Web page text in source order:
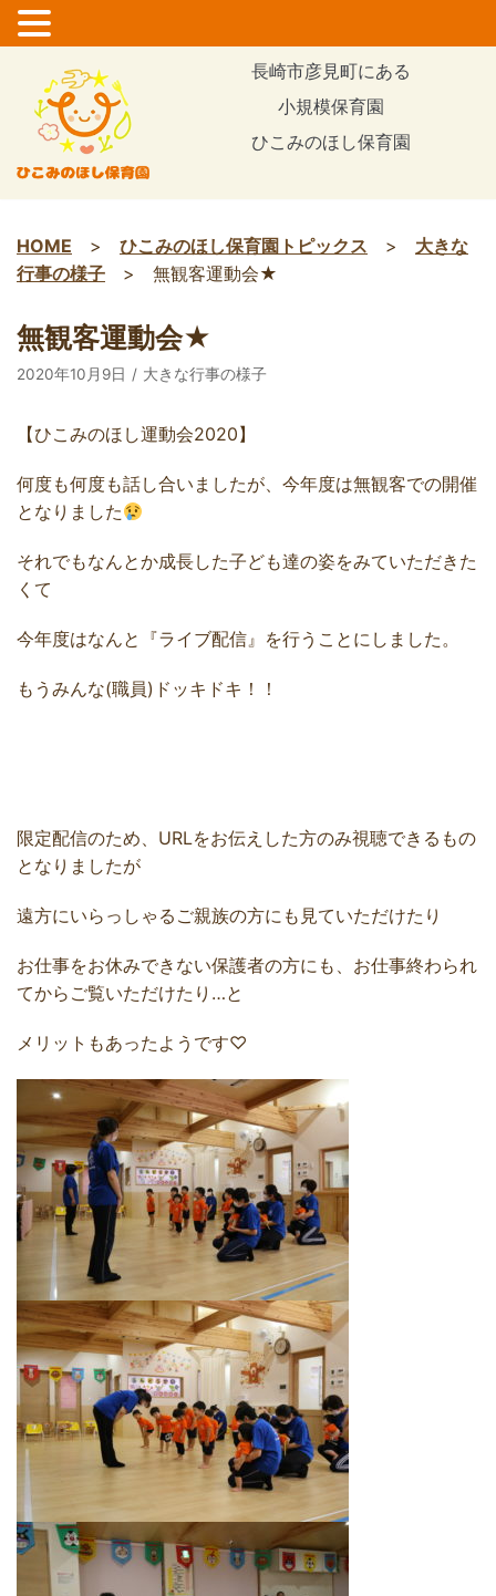
ン
テ
ツ
ス
キ
プ
長崎市彦見町にある
小規模保育園
ひこみのほし保育園
HOME > ひこみのほし保育園トピックス > 大きな
行事の様子 > 無観客運動会★
無観客運動会★
2020年10月9日 大きな行事の様子
【ひこみのほし運動会2020】
何度も何度も話し合いましたが、今年度は無観客での開催
となりました
それでもなんとか成長した子ども達の姿をみていただきた
くて
今年度はなんと『ライブ配信』を行うことにしました。
もうみんな(職員)ドッキドキ！！
限定配信のため、URLをお伝えした方のみ視聴できるもの
となりましたが
遠方にいらっしゃるご親族の方にも見ていただけたり
お仕事をお休みできない保護者の方にも、お仕事終わられ
てからご覧いただけたり…と
メリットもあったようです♡